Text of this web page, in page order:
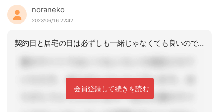
noraneko
2023/06/16 22:42
契約日と居宅の日は必ずしも一緒じゃなくても良いのではありませんか？保険者によって
会員登録して続きを読む